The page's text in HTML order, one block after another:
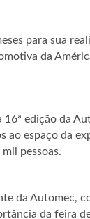
para sua
da
16ª edição da
ao espaço da
pessoas.
da Automec,
da feira